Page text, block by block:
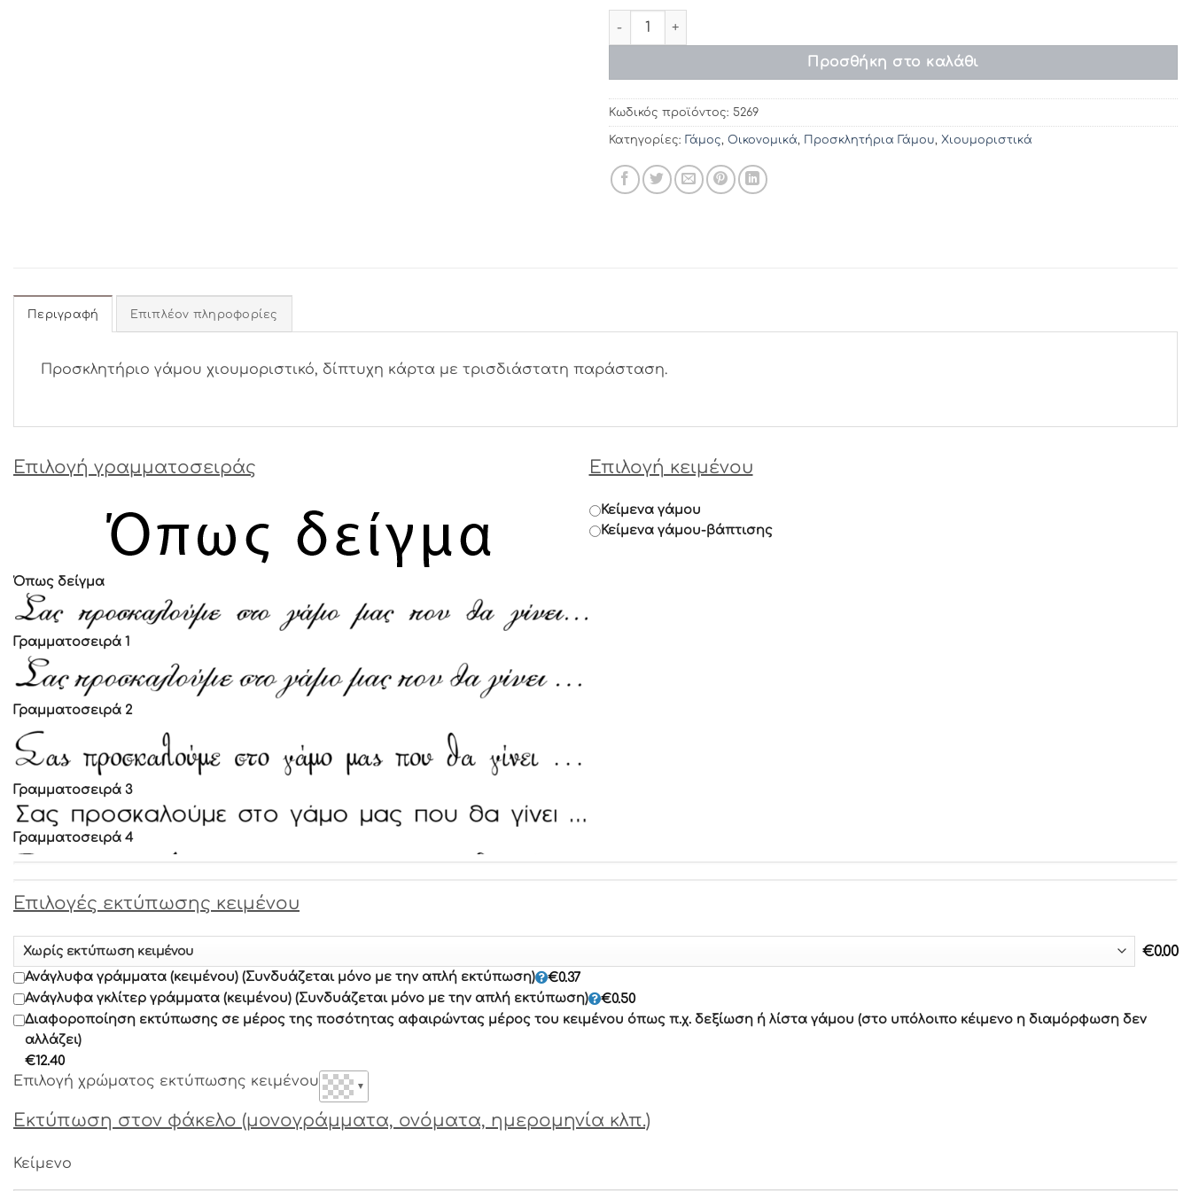
Προσκλητήρια γάμου 5269 / 114 (17 χ 17) ποσότητα
Προσθήκη στο καλάθι
Κωδικός προϊόντος: 5269
Κατηγορίες: Γάμος, Οικονομικά, Προσκλητήρια Γάμου, Χιουμοριστικά
Περιγραφή Επιπλέον πληροφορίες
Προσκλητήριο γάμου χιουμοριστικό, δίπτυχη κάρτα με τρισδιάστατη παράσταση.
Επιλογή γραμματοσειράς
Όπως δείγμα
Γραμματοσειρά 1
Γραμματοσειρά 2
Γραμματοσειρά 3
Γραμματοσειρά 4
Γραμματοσειρά 6
Γραμματοσειρά 7
Γραμματοσειρά 8
Γραμματοσειρά 10
Επιλογή κειμένου
Κείμενα γάμου
Κείμενα γάμου-βάπτισης
Επιλογές εκτύπωσης κειμένου
€0.00
Ανάγλυφα γράμματα (κειμένου) (Συνδυάζεται μόνο με την απλή εκτύπωση) €0.37
Ανάγλυφα γκλίτερ γράμματα (κειμένου) (Συνδυάζεται μόνο με την απλή εκτύπωση)
€0.50
Διαφοροποίηση εκτύπωσης σε μέρος της ποσότητας αφαιρώντας μέρος του κειμένου όπως π.χ. δεξίωση ή λίστα γάμου (στο υπόλοιπο κέιμενο η διαμόρφωση δεν
αλλάζει)
€12.40
Επιλογή χρώματος εκτύπωσης κειμένου ▼
Εκτύπωση στον φάκελο (μονογράμματα, ονόματα, ημερομηνία κλπ.)
Κείμενο